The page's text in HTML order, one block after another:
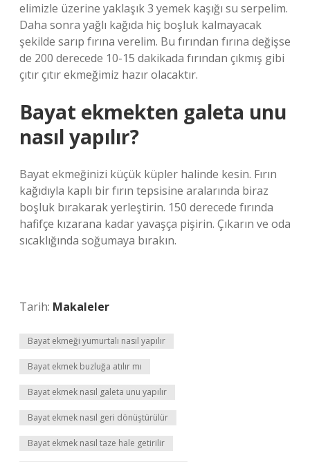
elimizle üzerine yaklaşık 3 yemek kaşığı su serpelim.
Daha sonra yağlı kağıda hiç boşluk kalmayacak
şekilde sarıp fırına verelim. Bu fırından fırına değişse
de 200 derecede 10-15 dakikada fırından çıkmış gibi
çıtır çıtır ekmeğimiz hazır olacaktır.
Bayat ekmekten galeta unu
nasıl yapılır?
Bayat ekmeğinizi küçük küpler halinde kesin. Fırın
kağıdıyla kaplı bir fırın tepsisine aralarında biraz
boşluk bırakarak yerleştirin. 150 derecede fırında
hafifçe kızarana kadar yavaşça pişirin. Çıkarın ve oda
sıcaklığında soğumaya bırakın.
Tarih: Makaleler
Bayat ekmeği yumurtalı nasıl yapılır
Bayat ekmek buzluğa atılır mı
Bayat ekmek nasıl galeta unu yapılır
Bayat ekmek nasıl geri dönüştürülür
Bayat ekmek nasıl taze hale getirilir